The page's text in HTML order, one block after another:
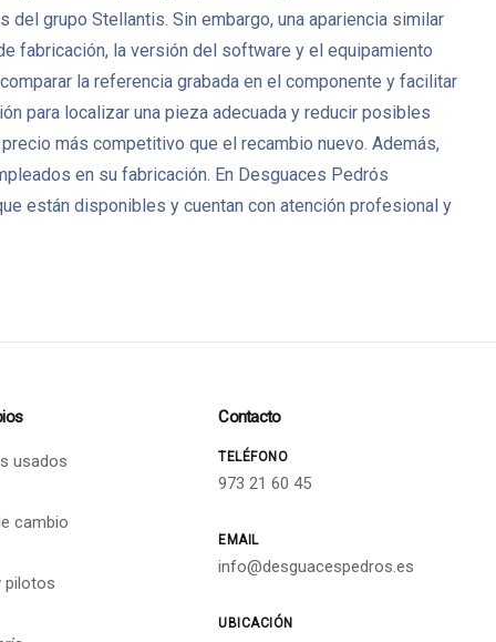
grupo Stellantis. Sin embargo, una apariencia similar
fabricación, la versión del software y el equipamiento
la referencia grabada en el componente y facilitar
para localizar una pieza adecuada y reducir posibles
más competitivo que el recambio nuevo. Además,
en su fabricación. En Desguaces Pedrós
están disponibles y cuentan con atención profesional y
usados
cambio
pilotos
Contacto
TELÉFONO
973 21 60 45
EMAIL
info@desguacespedros.es
UBICACIÓN